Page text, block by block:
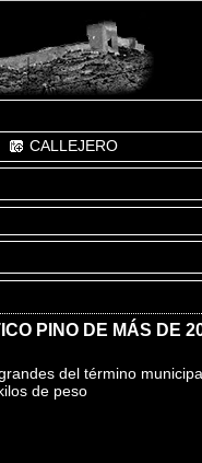
CALLEJERO
PINO DE MÁS DE
del término
de peso